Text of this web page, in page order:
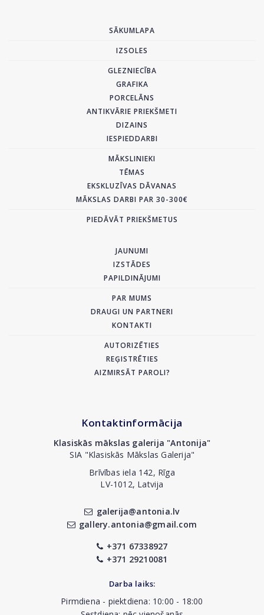
SĀKUMLAPA
IZSOLES
GLEZNIECĪBA
GRAFIKA
PORCELĀNS
ANTIKVĀRIE PRIEKŠMETI
DIZAINS
IESPIEDDARBI
MĀKSLINIEKI
TĒMAS
EKSKLUZĪVAS DĀVANAS
MĀKSLAS DARBI PAR 30-300€
PIEDĀVĀT PRIEKŠMETUS
JAUNUMI
IZSTĀDES
PAPILDINĀJUMI
PAR MUMS
DRAUGI UN PARTNERI
KONTAKTI
AUTORIZĒTIES
REĢISTRĒTIES
AIZMIRSĀT PAROLI?
Kontaktinformācija
Klasiskās mākslas galerija "Antonija"
SIA "Klasiskās Mākslas Galerija"
Brīvības iela 142, Rīga
LV-1012, Latvija
galerija@antonia.lv
gallery.antonia@gmail.com
+371 67338927
+371 29210081
Darba laiks:
Pirmdiena - piektdiena: 10:00 - 18:00